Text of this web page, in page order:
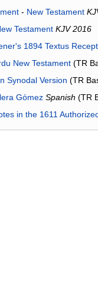
- New Testament
Testament KJV 2016
1894 Textus
New Testament(TR
Synodal Version (TR
Gómez Spanish (TR
in the 1611